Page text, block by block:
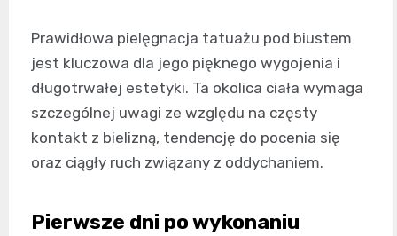
Prawidłowa pielęgnacja tatuażu pod biustem
jest kluczowa dla jego pięknego wygojenia i
długotrwałej estetyki. Ta okolica ciała wymaga
szczególnej uwagi ze względu na częsty
kontakt z bielizną, tendencję do pocenia się
oraz ciągły ruch związany z oddychaniem.
Pierwsze dni po wykonaniu